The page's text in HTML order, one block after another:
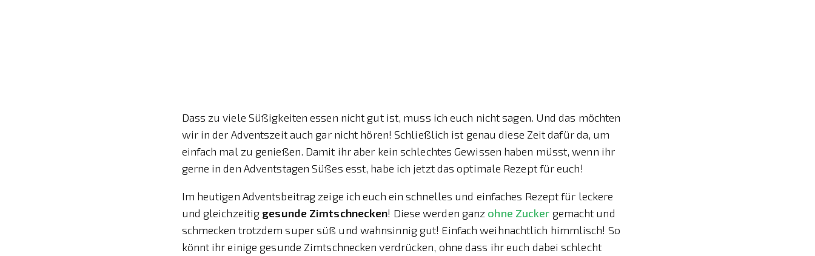
Dass zu viele Süßigkeiten essen nicht gut ist, muss ich euch nicht sagen. Und das möchten
wir in der Adventszeit auch gar nicht hören! Schließlich ist genau diese Zeit dafür da, um
einfach mal zu genießen. Damit ihr aber kein schlechtes Gewissen haben müsst, wenn ihr
gerne in den Adventstagen Süßes esst, habe ich jetzt das optimale Rezept für euch!
Im heutigen Adventsbeitrag zeige ich euch ein schnelles und einfaches Rezept für leckere
und gleichzeitig gesunde Zimtschnecken! Diese werden ganz ohne Zucker gemacht und
schmecken trotzdem super süß und wahnsinnig gut! Einfach weihnachtlich himmlisch! So
könnt ihr einige gesunde Zimtschnecken verdrücken, ohne dass ihr euch dabei schlecht